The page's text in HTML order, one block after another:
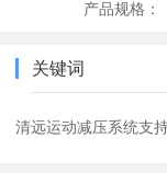
产品规格：
关键词
清远运动减压系统支